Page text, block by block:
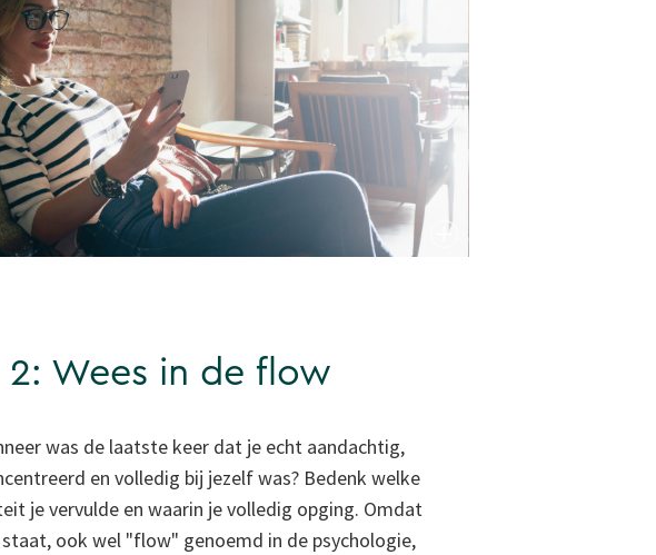
2: Wees in de flow
was de laatste keer dat je echt aandachtig,
en volledig bij jezelf was? Bedenk welke
je vervulde en waarin je volledig opging. Omdat
staat, ook wel "flow" genoemd in de psychologie,